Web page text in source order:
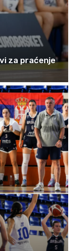
za praćenje